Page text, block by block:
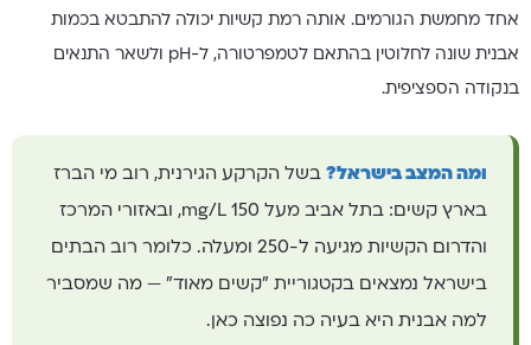
אחד מחמשת הגורמים. אותה רמת קשיות יכולה להתבטא בכמות
אבנית שונה לחלוטין בהתאם לטמפרטורה, ל-pH ולשאר התנאים
בנקודה הספציפית.
ומה המצב בישראל? בשל הקרקע הגירנית, רוב מי הברז
בארץ קשים: בתל אביב מעל 150 mg/L, ובאזורי המרכז
והדרום הקשיות מגיעה ל-250 ומעלה. כלומר רוב הבתים
בישראל נמצאים בקטגוריית "קשים מאוד" — מה שמסביר
למה אבנית היא בעיה כה נפוצה כאן.